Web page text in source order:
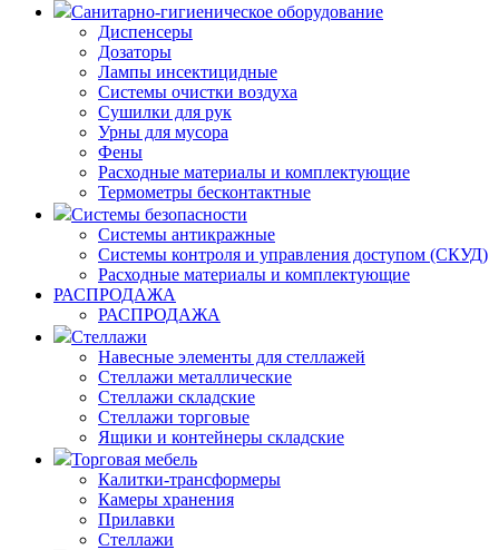
Санитарно-гигиеническое оборудование
Диспенсеры
Дозаторы
Лампы инсектицидные
Системы очистки воздуха
Сушилки для рук
Урны для мусора
Фены
Расходные материалы и комплектующие
Термометры бесконтактные
Системы безопасности
Системы антикражные
Системы контроля и управления доступом (СКУД)
Расходные материалы и комплектующие
РАСПРОДАЖА
РАСПРОДАЖА
Стеллажи
Навесные элементы для стеллажей
Стеллажи металлические
Стеллажи складские
Стеллажи торговые
Ящики и контейнеры складские
Торговая мебель
Калитки-трансформеры
Камеры хранения
Прилавки
Стеллажи